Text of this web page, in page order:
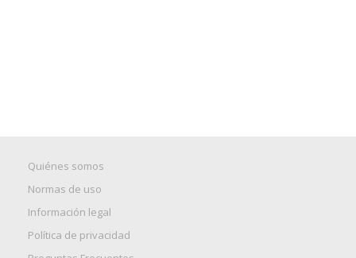
Quiénes somos
Normas de uso
Información legal
Política de privacidad